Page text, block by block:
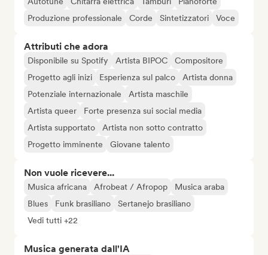
Produzione professionale
Corde Sintetizzatori Voce
Attributi che adora
Disponibile su Spotify Artista BIPOC
Compositore
Progetto agli inizi
Esperienza sul palco
Artista donna
Potenziale internazionale
Artista maschile
Artista queer
Forte presenza sui social media
Artista supportato
Artista non sotto contratto
Progetto imminente
Giovane talento
Non vuole ricevere...
Musica africana Afrobeat / Afropop
Musica araba
Blues
Funk brasiliano
Sertanejo brasiliano
Vedi tutti +22
Musica generata dall'IA